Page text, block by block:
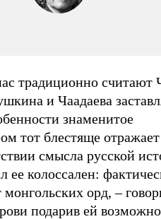
традиционно считают
и Чаадаева
знаменитое
тот блестяще отражает
смысла русской
ее колоссален:
орд, –
подарив ей